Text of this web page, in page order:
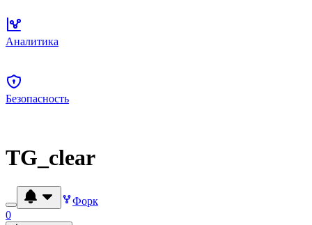
Аналитика
Безопасность
TG_clear
Форк
0